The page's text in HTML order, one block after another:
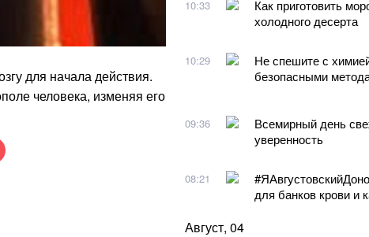
для начала действия.
человека, изменяя его
10:33
Как приготовить
холодного десерта
10:29
Не спешите с
безопасными
09:36
Всемирный день
уверенность
08:21
для банков крови и
Август, 04